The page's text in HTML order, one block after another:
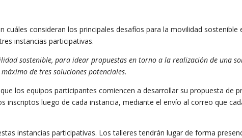
consideran los principales desafíos para la movilidad sostenible
instancias participativas.
sostenible, para idear propuestas en torno a la realización de una
de tres soluciones potenciales.
los equipos participantes comiencen a desarrollar su propuesta de
luego de cada instancia, mediante el envío al correo que
instancias participativas. Los talleres tendrán lugar de forma